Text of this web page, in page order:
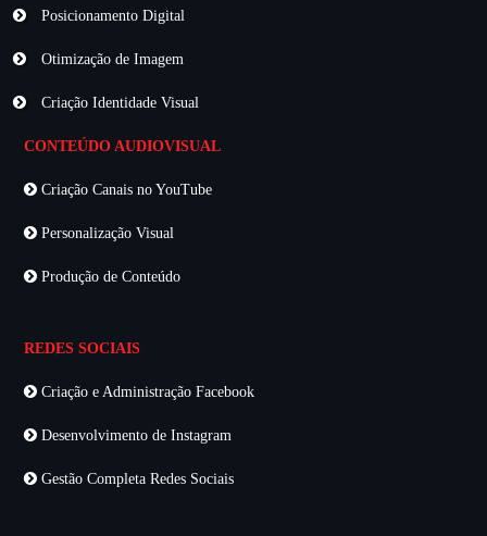
Posicionamento Digital
Otimização de Imagem
Criação Identidade Visual
CONTEÚDO AUDIOVISUAL
Criação Canais no YouTube
Personalização Visual
Produção de Conteúdo
REDES SOCIAIS
Criação e Administração Facebook
Desenvolvimento de Instagram
Gestão Completa Redes Sociais